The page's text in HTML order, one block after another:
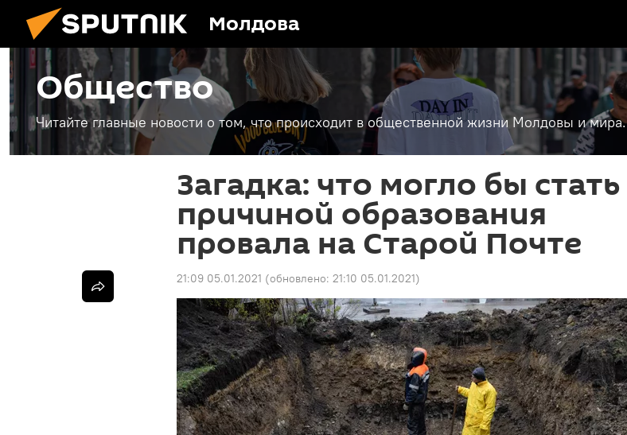
Молдова
Общество
Читайте главные новости о том, что происходит в общественной жизни Молдовы и мира.
Загадка: что могло бы стать
причиной образования
провала на Старой Почте
21:09 05.01.2021 (обновлено: 21:10 05.01.2021)